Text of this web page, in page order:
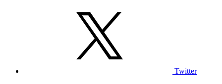
Twitter